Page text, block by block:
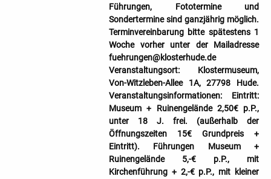
Führungen, Fototermine und
Sondertermine sind ganzjährig möglich.
Terminvereinbarung bitte spätestens 1
Woche vorher unter der Mailadresse
fuehrungen@klosterhude.de
Veranstaltungsort: Klostermuseum,
Von-Witzleben-Allee 1A, 27798 Hude.
Veranstaltungsinformationen: Eintritt:
Museum + Ruinengelände 2,50€ p.P.,
unter 18 J. frei. (außerhalb der
Öffnungszeiten 15€ Grundpreis +
Eintritt). Führungen Museum +
Ruinengelände 5,-€ p.P., mit
Kirchenführung + 2,-€ p.P., mit kleiner